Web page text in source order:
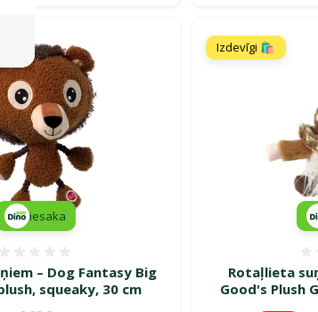
– Dog Fantasy Big
squeaky, 30 cm
iesaka
Rotaļlieta
Good's Plush
Izdevīgi 🛍️